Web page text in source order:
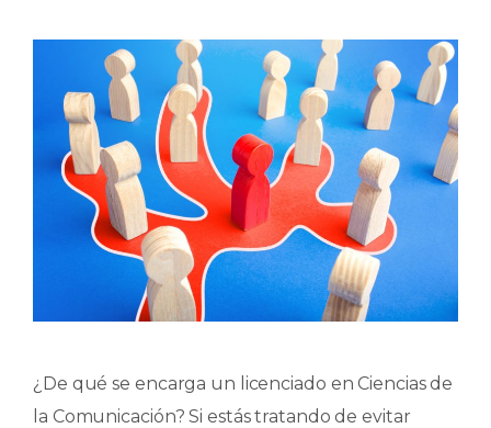
¿De qué se encarga un licenciado en Ciencias de
la Comunicación? Si estás tratando de evitar